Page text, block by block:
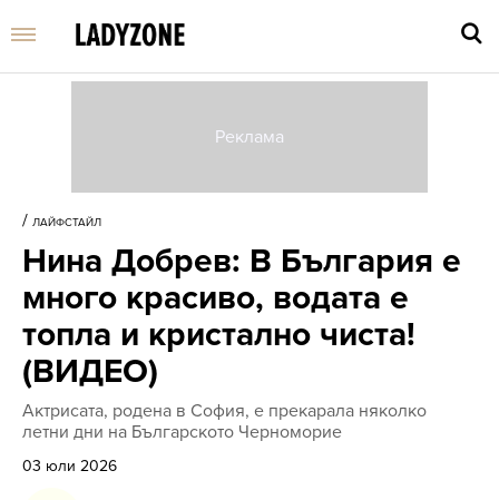
и
/ ЛАЙФСТАЙЛ
Нина Добрев: В България е
много красиво, водата е
топла и кристално чиста!
(ВИДЕО)
Актрисата, родена в София, е прекарала няколко
летни дни на Българското Черноморие
03 юли 2026